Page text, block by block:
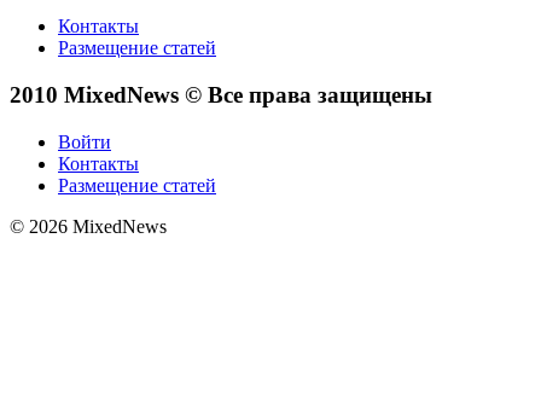
Контакты
Размещение статей
2010 MixedNews © Все права защищены
Войти
Контакты
Размещение статей
© 2026 MixedNews